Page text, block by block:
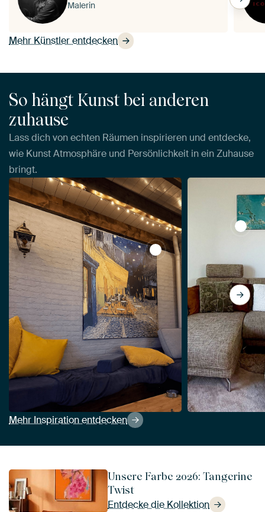
Mehr Künstler entdecken
Malerin
So hängt Kunst bei anderen
zuhause
Lass dich von echten Räumen inspirieren und entdecke,
wie Kunst Atmosphäre und Persönlichkeit in ein Zuhause
bringt.
Mehr Inspiration entdecken
View Caféterrasse am
Unsere Farbe 2026: Tangerine
Twist
Entdecke die Kollektion